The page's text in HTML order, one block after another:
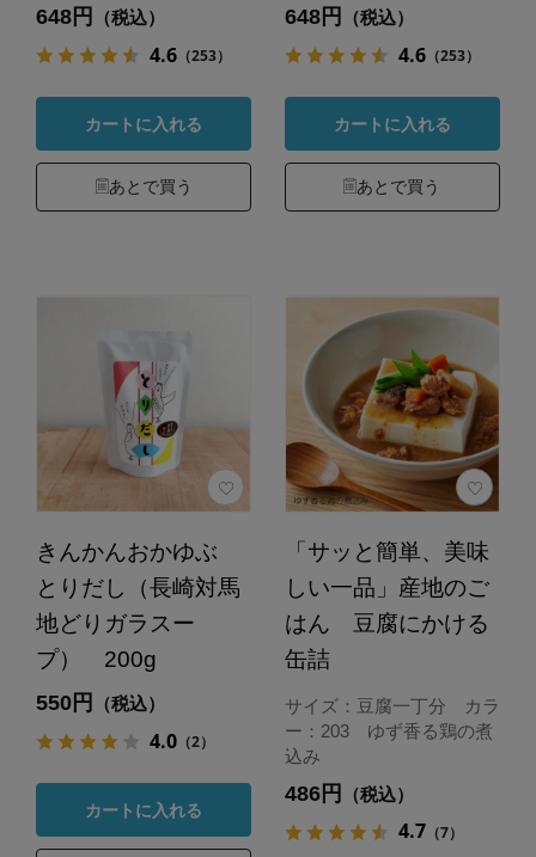
648円 （税込）
4.6（253）
カートに入れる
あとで買う
648円 （税込）
4.6（253）
カートに入れる
あとで買う
きんかんおかゆぶ
とりだし（長崎対馬
地どりガラスー
プ） 200g
550円 （税込）
4.0（2）
カートに入れる
「サッと簡単、美味
しい一品」産地のご
はん 豆腐にかける
缶詰
サイズ：豆腐一丁分 カラ
ー：203 ゆず香る鶏の煮
込み
486円 （税込）
4.7（7）